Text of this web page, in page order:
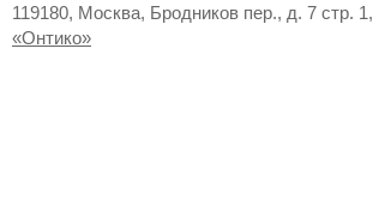
119180, Москва, Бродников пер., д. 7 стр. 1,
«Онтико»